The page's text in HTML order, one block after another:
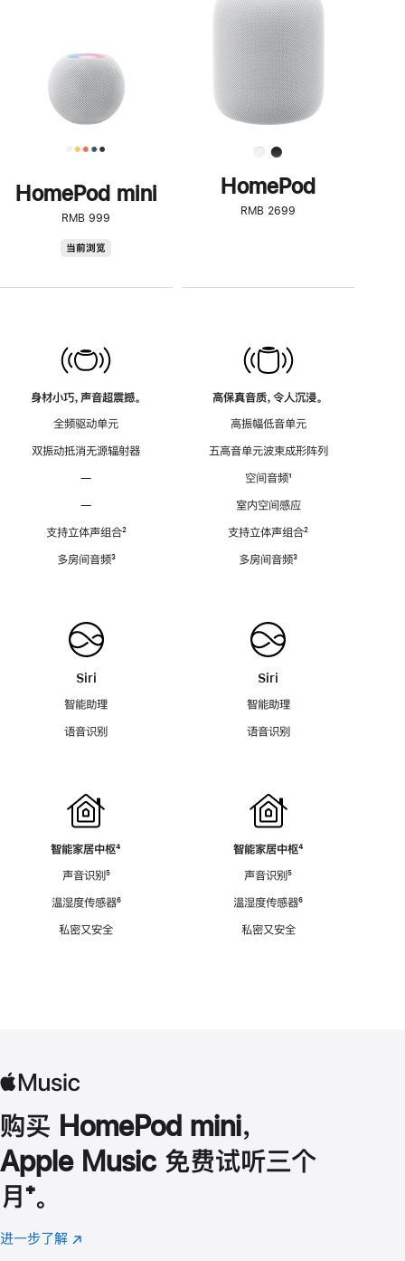
HomePod mini
RMB 999
当前浏览
身材小巧，声音超震撼。
全频驱动单元
双振动抵消无源辐射器
—
—
支持立体声组合脚
²
多房间音频脚
³
Siri
智能助理
语音识别
智能家居中枢脚
⁴
声音识别脚
⁵
温湿度传感器脚
⁶
私密又安全
了
解
HomePod<
HomePod
RMB 2699
高保真音质，令人沉浸。
高振幅低音单元
五高音单元波束成形阵列
空间音频脚
¹
室内空间感应
支持立体声组合脚
²
多房间音频脚
³
Siri
智能助理
语音识别
智能家居中枢脚
⁴
声音识别脚
⁵
温湿度传感器脚
⁶
私密又安全
购买 HomePod mini，
Apple Music 免费试听三个
月 脚
注
⁺。
进一步了解 Apple
(在